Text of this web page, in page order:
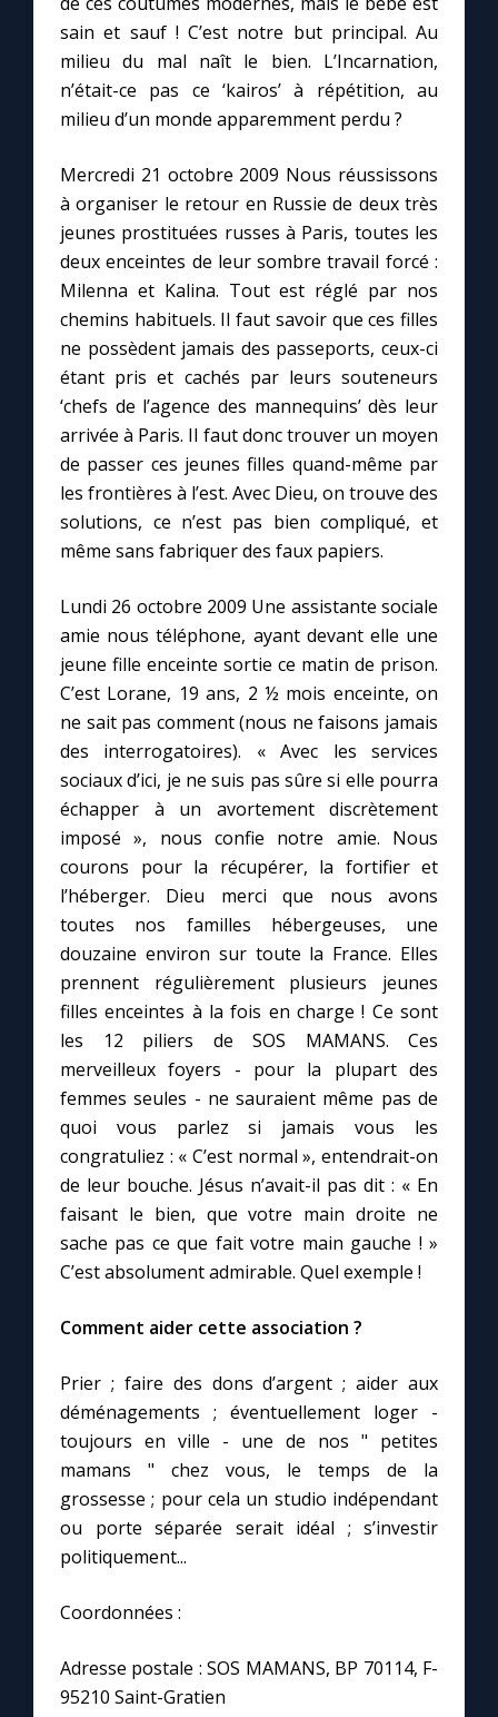
sain et sauf ! C’est notre but principal. Au
milieu du mal naît le bien. L’Incarnation,
n’était-ce pas ce ‘kairos’ à répétition, au
milieu d’un monde apparemment perdu ?
Mercredi 21 octobre 2009 Nous réussissons
à organiser le retour en Russie de deux très
jeunes prostituées russes à Paris, toutes les
deux enceintes de leur sombre travail forcé :
Milenna et Kalina. Tout est réglé par nos
chemins habituels. Il faut savoir que ces filles
ne possèdent jamais des passeports, ceux-ci
étant pris et cachés par leurs souteneurs
‘chefs de l’agence des mannequins’ dès leur
arrivée à Paris. Il faut donc trouver un moyen
de passer ces jeunes filles quand-même par
les frontières à l’est. Avec Dieu, on trouve des
solutions, ce n’est pas bien compliqué, et
même sans fabriquer des faux papiers.
Lundi 26 octobre 2009 Une assistante sociale
amie nous téléphone, ayant devant elle une
jeune fille enceinte sortie ce matin de prison.
C’est Lorane, 19 ans, 2 ½ mois enceinte, on
ne sait pas comment (nous ne faisons jamais
des interrogatoires). « Avec les services
sociaux d’ici, je ne suis pas sûre si elle pourra
échapper à un avortement discrètement
imposé », nous confie notre amie. Nous
courons pour la récupérer, la fortifier et
l’héberger. Dieu merci que nous avons
toutes nos familles hébergeuses, une
douzaine environ sur toute la France. Elles
prennent régulièrement plusieurs jeunes
filles enceintes à la fois en charge ! Ce sont
les 12 piliers de SOS MAMANS. Ces
merveilleux foyers - pour la plupart des
femmes seules - ne sauraient même pas de
quoi vous parlez si jamais vous les
congratuliez : « C’est normal », entendrait-on
de leur bouche. Jésus n’avait-il pas dit : « En
faisant le bien, que votre main droite ne
sache pas ce que fait votre main gauche ! »
C’est absolument admirable. Quel exemple !
Comment aider cette association ?
Prier ; faire des dons d’argent ; aider aux
déménagements ; éventuellement loger -
toujours en ville - une de nos " petites
mamans " chez vous, le temps de la
grossesse ; pour cela un studio indépendant
ou porte séparée serait idéal ; s’investir
politiquement...
Coordonnées :
Adresse postale : SOS MAMANS, BP 70114, F-
95210 Saint-Gratien